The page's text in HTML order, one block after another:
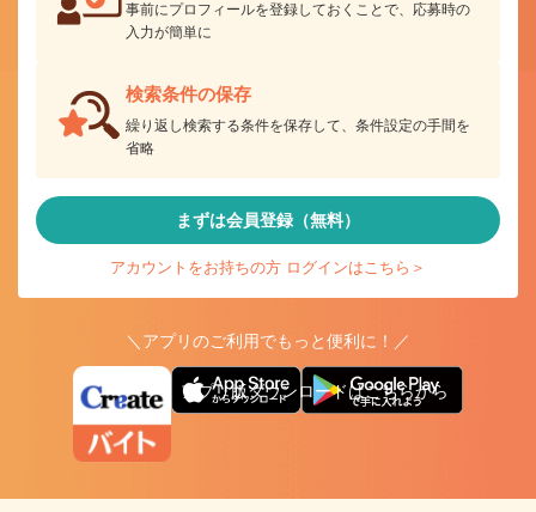
事前にプロフィールを登録しておくことで、応募時の
入力が簡単に
検索条件の保存
繰り返し検索する条件を保存して、条件設定の手間を
省略
まずは会員登録（無料）
アカウントをお持ちの方 ログインはこちら＞
＼アプリのご利用でもっと便利に！／
アプリ版ダウンロードはこちらから